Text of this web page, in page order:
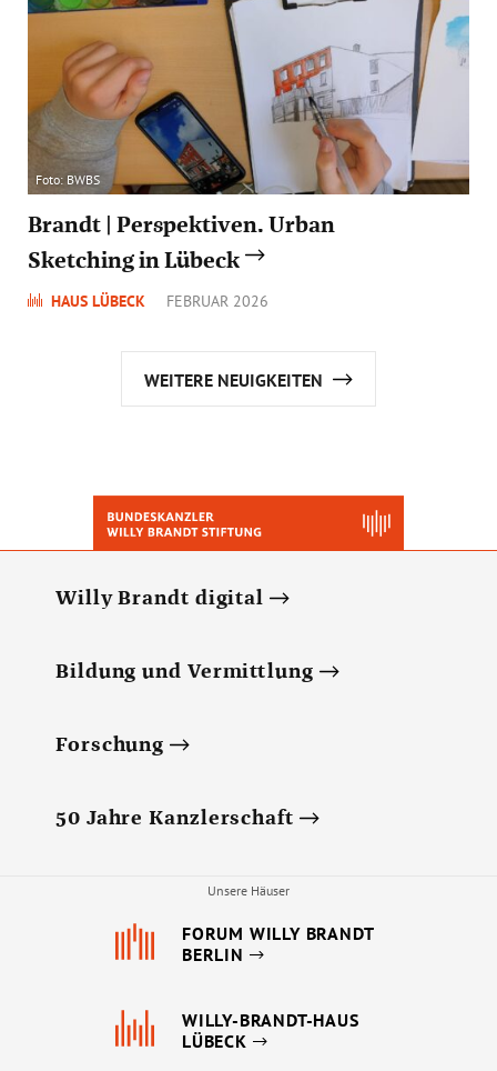
Foto: BWBS
Brandt | Perspektiven. Urban
Sketching in Lübeck
HAUS LÜBECK FEBRUAR 2026
WEITERE NEUIGKEITEN
Willy Brandt digital
Bildung und Vermittlung
Forschung
50 Jahre Kanzlerschaft
Unsere Häuser
FORUM WILLY BRANDT
BERLIN
WILLY-BRANDT-HAUS
LÜBECK